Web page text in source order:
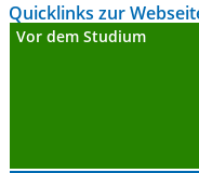
Quicklinks zur
Vor dem Studium